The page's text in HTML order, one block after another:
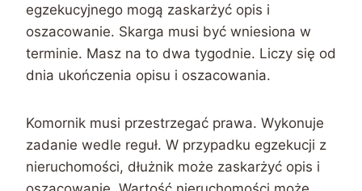
egzekucyjnego mogą zaskarżyć opis i
oszacowanie. Skarga musi być wniesiona w
terminie. Masz na to dwa tygodnie. Liczy się od
dnia ukończenia opisu i oszacowania.
Komornik musi przestrzegać prawa. Wykonuje
zadanie wedle reguł. W przypadku egzekucji z
nieruchomości, dłużnik może zaskarżyć opis i